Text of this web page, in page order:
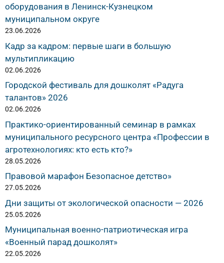
оборудования в Ленинск-Кузнецком
муниципальном округе
23.06.2026
Кадр за кадром: первые шаги в большую
мультипликацию
02.06.2026
Городской фестиваль для дошколят «Радуга
талантов» 2026
02.06.2026
Практико-ориентированный семинар в рамках
муниципального ресурсного центра «Профессии в
агротехнологиях: кто есть кто?»
28.05.2026
Правовой марафон Безопасное детство»
27.05.2026
Дни защиты от экологической опасности — 2026
25.05.2026
Муниципальная военно-патриотическая игра
«Военный парад дошколят»
22.05.2026